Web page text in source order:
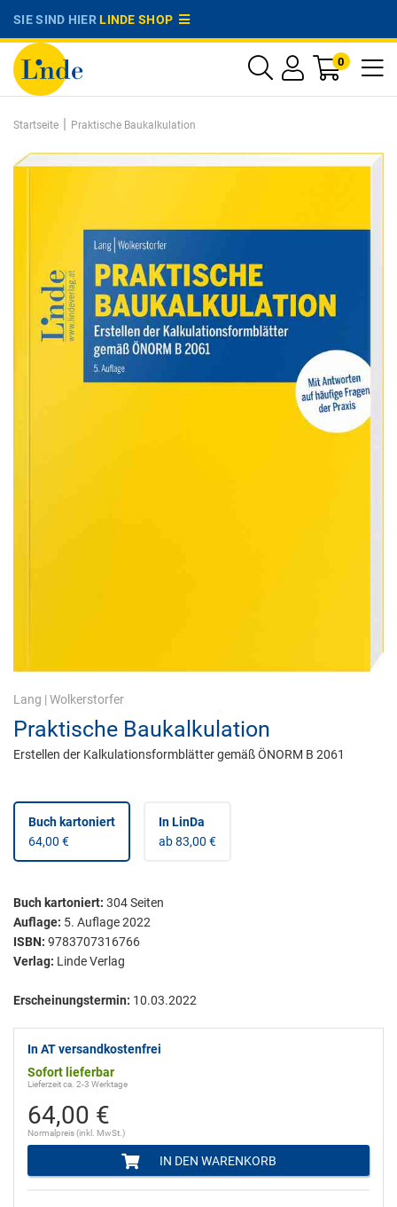
SIE SIND HIERLINDE SHOP
0
Startseite | Praktische Baukalkulation
Lang | Wolkerstorfer
Praktische Baukalkulation
Erstellen der Kalkulationsformblätter gemäß ÖNORM B 2061
Buch kartoniert
64,00 €
In LinDa
ab 83,00 €
Buch kartoniert: 304Seiten
Auflage: 5. Auflage 2022
ISBN: 9783707316766
Verlag: Linde Verlag
Erscheinungstermin: 10.03.2022
In AT versandkostenfrei
Sofort lieferbar
Lieferzeit ca. 2-3 Werktage
64,00 €
Normalpreis (inkl. MwSt.)
IN DEN WARENKORB